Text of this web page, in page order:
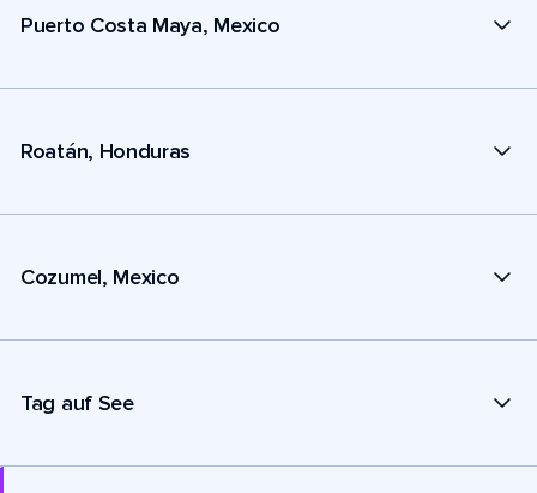
Puerto Costa Maya, Mexico
Roatán, Honduras
Cozumel, Mexico
Tag auf See